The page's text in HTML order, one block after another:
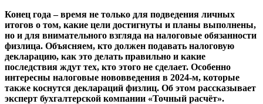
Конец года – время не только для подведения личных
итогов о том, какие цели достигнуты и планы выполнены,
но и для внимательного взгляда на налоговые обязанности
физлица. Объясняем, кто должен подавать налоговую
декларацию, как это делать правильно и какие
последствия ждут тех, кто этого не сделает. Особенно
интересны налоговые нововведения в 2024-м, которые
также коснутся деклараций физлиц. Об этом рассказывает
эксперт бухгалтерской компании «Точный расчёт».